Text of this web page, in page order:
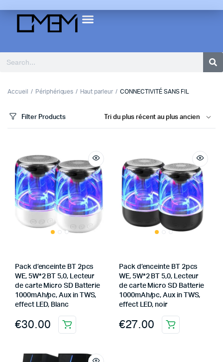
Accueil Périphériques Haut parleur CONNECTIVITÉ SANS FIL
Filter Products
Pack d’enceinte BT 2pcs
WE, 5W*2 BT 5,0, Lecteur
de carte Micro SD Batterie
1000mAh/pc, Aux in TWS,
effect LED, Blanc
€30.00
Pack d’enceinte BT 2pcs
WE, 5W*2 BT 5,0, Lecteur
de carte Micro SD Batterie
1000mAh/pc, Aux in TWS,
effect LED, noir
€27.00